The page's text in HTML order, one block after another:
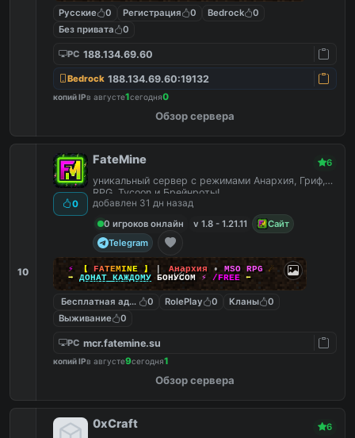
Русские 0 Регистрация 0 Bedrock
0
Без привата
0
PC 188.134.69.60
Bedrock 188.134.69.60:19132
копий IPв августе1сегодня0
Обзор сервера
10
0
FateMine 6
уникальный сервер с режимами Анархия, Гриф,
RPG, Tycoon и Брейнроты!
добавлен 31 дн назад
0 игроков онлайн
v 1.8 - 1.21.11
Сайт
Telegram
⚡ 【 FATEMINE 】 Анархия • MSO RPG ☄
➡ ДОНАТ КАЖДОМУ БОНУСОМ ⚡ /FREE ⬅
Бесплатная админка
0 RolePlay 0 Кланы
0
Выживание
0
PC mcr.fatemine.su
копий IPв августе9сегодня1
Обзор сервера
0xCraft 6